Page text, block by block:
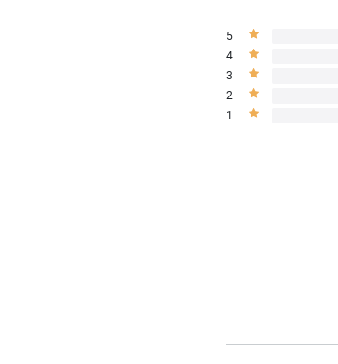
5
4
3
2
1